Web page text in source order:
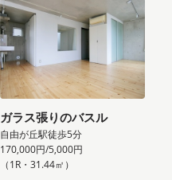
ガラス張りのバスル
自由が丘駅徒歩5分
170,000円/5,000円
（1R・31.44㎡）